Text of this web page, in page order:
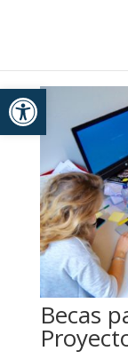
Abrir barra de
Becas